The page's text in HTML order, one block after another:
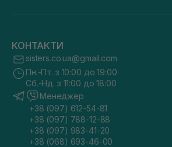
КОНТАКТИ
sisters.co.ua@gmail.com
Пн.-Пт. з 10:00 до 19:00
Сб.-Нд. з 11:00 до 18:00
Менеджер
+38 (097) 612-54-81
+38 (097) 788-12-88
+38 (097) 983-41-20
+38 (068) 693-46-00